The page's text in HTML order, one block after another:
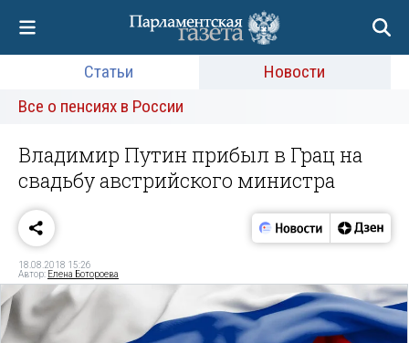
Статьи
Новости
Все о пенсиях в России
Владимир Путин прибыл в Грац на
свадьбу австрийского министра
18.08.2018 15:26
Автор: Елена Ботороева